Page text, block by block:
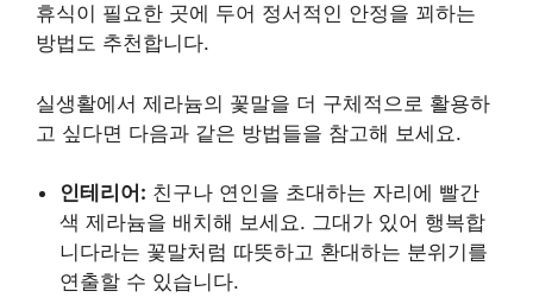
휴식이 필요한 곳에 두어 정서적인 안정을 꾀하는
방법도 추천합니다.
실생활에서 제라늄의 꽃말을 더 구체적으로 활용하
고 싶다면 다음과 같은 방법들을 참고해 보세요.
인테리어: 친구나 연인을 초대하는 자리에 빨간
색 제라늄을 배치해 보세요. 그대가 있어 행복합
니다라는 꽃말처럼 따뜻하고 환대하는 분위기를
연출할 수 있습니다.